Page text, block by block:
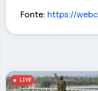
Fonte: https://